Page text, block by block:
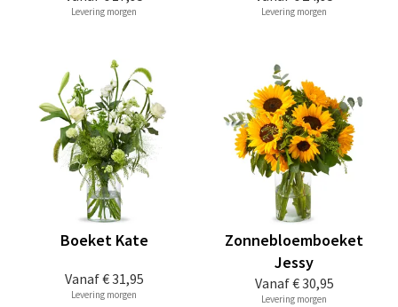
Levering morgen Levering morgen
Vanaf€ 31,95
Boeket Kate
Levering morgen
Vanaf€ 30,95
Zonnebloemboeket
Jessy
Levering morgen